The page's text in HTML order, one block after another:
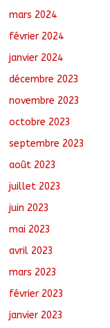
mars 2024
février 2024
janvier 2024
décembre 2023
novembre 2023
octobre 2023
septembre 2023
août 2023
juillet 2023
juin 2023
mai 2023
avril 2023
mars 2023
février 2023
janvier 2023